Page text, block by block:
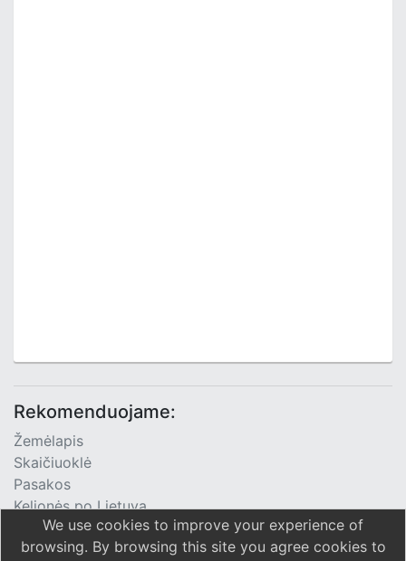
Rekomenduojame:
Žemėlapis
Skaičiuoklė
Pasakos
Kelionės po Lietuvą
TV Programa
We use cookies to improve your experience of
browsing. By browsing this site you agree cookies to